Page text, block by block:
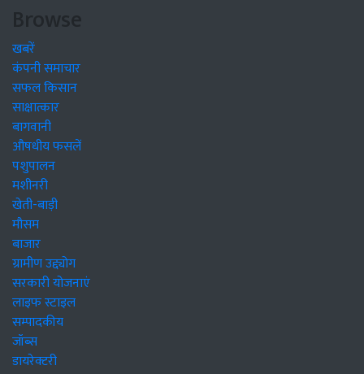
Browse
खबरें
कंपनी समाचार
सफल किसान
साक्षात्कार
बागवानी
औषधीय फसलें
पशुपालन
मशीनरी
खेती-बाड़ी
मौसम
बाजार
ग्रामीण उद्द्योग
सरकारी योजनाएं
लाइफ स्टाइल
सम्पादकीय
जॉब्स
डायरेक्टरी